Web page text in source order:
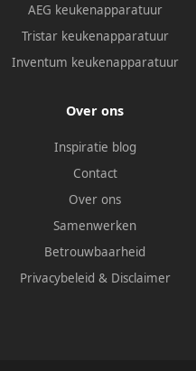
AEG keukenapparatuur
Tristar keukenapparatuur
Inventum keukenapparatuur
Over ons
Inspiratie blog
Contact
Over ons
Samenwerken
Betrouwbaarheid
Privacybeleid & Disclaimer